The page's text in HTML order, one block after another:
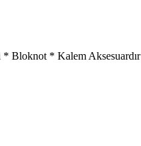
Bloknot * Kalem Aksesuardır